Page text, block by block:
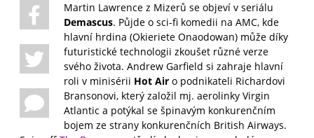
Martin Lawrence z Mizerů se objeví v seriálu
Demascus. Půjde o sci-fi komedii na AMC, kde
hlavní hrdina (Okieriete Onaodowan) může díky
futuristické technologii zkoušet různé verze
svého života. Andrew Garfield si zahraje hlavní
roli v minisérii Hot Air o podnikateli Richardovi
Bransonovi, který založil mj. aerolinky Virgin
Atlantic a potýkal se špinavým konkurenčním
bojem ze strany konkurenčních British Airways.